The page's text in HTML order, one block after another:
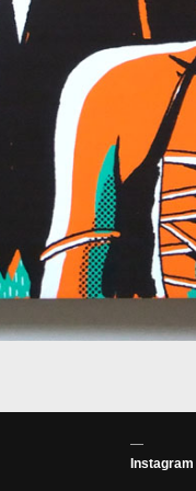
—
Instagram